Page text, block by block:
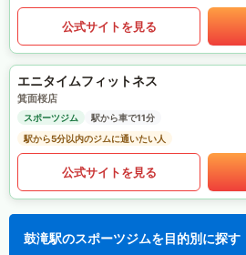
公式サイトを見る
エニタイムフィットネス
箕面桜店
スポーツジム
駅から車で11分
駅から5分以内のジムに通いたい人
公式サイトを見る
鼓滝駅のスポーツジムを目的別に探す